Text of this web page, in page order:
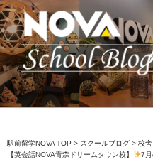
コ
ン
テ
ン
ツ
へ
ス
ッ
駅前留学NOVA
英会話スクール・英会話教室
駅前留学NOVA TOP > スクールブログ > 校
【英会話NOVA青森ドリームタウン校】
7